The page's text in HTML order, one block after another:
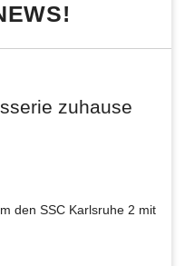
zuhause
den SSC Karlsruhe 2 mit